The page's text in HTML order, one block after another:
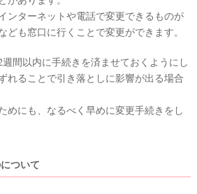
ンターネットや電話で変更できるものが
ども窓口に行くことで変更ができます。
間以内に手続きを済ませておくようにし
れることで引き落としに影響が出る場合
めにも、なるべく早めに変更手続きをし
ついて